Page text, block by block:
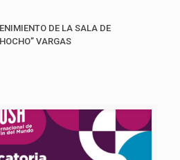
DE LA SALA DE
VARGAS